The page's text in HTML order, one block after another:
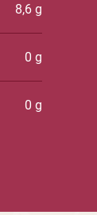
8,6 g
0 g
0 g